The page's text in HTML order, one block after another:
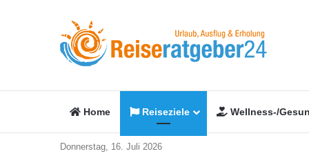
Home Reiseziele Wellness-/
Donnerstag, 16. Juli 2026